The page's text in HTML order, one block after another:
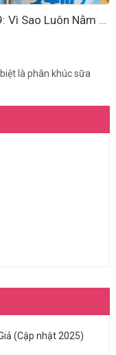
"Giải Mã" Sức Hút Của Sữa Meiji Số 9: Vì Sao Luôn Nằm Trong Top Sữa Nhật Bán Chạy?
là phân khúc sữa
(Cập nhật 2025)